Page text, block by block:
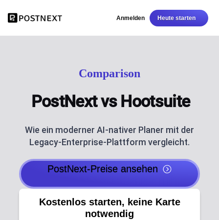
Anmelden Heute starten
Comparison
PostNext vs Hootsuite
Wie ein moderner AI-nativer Planer mit der
Legacy-Enterprise-Plattform vergleicht.
PostNext-Preise ansehen
Kostenlos starten, keine Karte
notwendig